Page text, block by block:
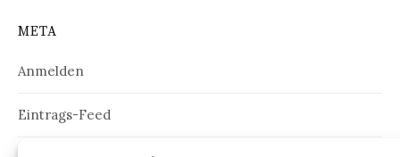
META
Anmelden
Eintrags-Feed